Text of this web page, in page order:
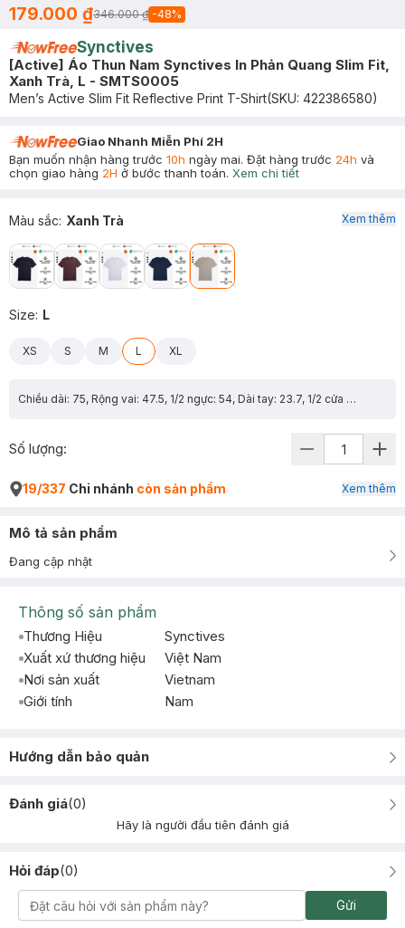
179.000 ₫346.000 ₫ -48%
Synctives
[Active] Áo Thun Nam Synctives In Phản Quang Slim Fit,
Xanh Trà, L - SMTS0005
Men’s Active Slim Fit Reflective Print T-Shirt(SKU: 422386580)
Giao Nhanh Miễn Phí 2H
Bạn muốn nhận hàng trước 10h ngày mai. Đặt hàng trước 24h và
chọn giao hàng 2H ở bước thanh toán. Xem chi tiết
Màu sắc: Xanh Trà
Size: L
XS S M L XL
Chiều dài: 75, Rộng vai: 47.5, 1/2 ngực: 54, Dài tay: 23.7, 1/2 cửa tay: 17
Xem thêm
Số lượng:
19/337 Chi nhánh còn sản phẩm Xem thêm
Mô tả sản phẩm
Đang cập nhật
Thông số sản phẩm
Thương Hiệu
Synctives
Xuất xứ thương hiệu
Việt Nam
Nơi sản xuất
Vietnam
Giới tính
Nam
Hướng dẫn bảo quản
Đánh giá(0)
Hãy là người đầu tiên đánh giá
Hỏi đáp(0)
Gửi